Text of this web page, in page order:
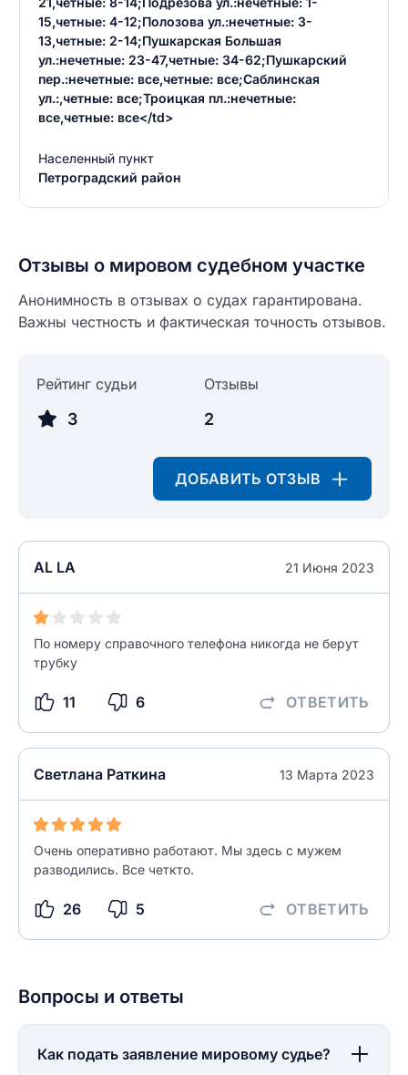
15,четные: 4-12;Полозова ул.:нечетные: 3-
13,четные: 2-14;Пушкарская Большая
ул.:нечетные: 23-47,четные: 34-62;Пушкарский
пер.:нечетные: все,четные: все;Саблинская
ул.:,четные: все;Троицкая пл.:нечетные:
все,четные: все</td>
Населенный пункт
Петроградский район
Отзывы о мировом судебном участке
Анонимность в отзывах о судах гарантирована.
Важны честность и фактическая точность отзывов.
Рейтинг судьи
3
Отзывы
2
ДОБАВИТЬ ОТЗЫВ
AL LA 21 Июня 2023
По номеру справочного телефона никогда не берут
трубку
11 6 ОТВЕТИТЬ
Светлана Раткина 13 Марта 2023
Очень оперативно работают. Мы здесь с мужем
разводились. Все четкто.
26 5 ОТВЕТИТЬ
Введите свое имя
Текст отзыва
0/500
Как вы оцените судебный участок?
разрешить публикацию отзыва
Введите свое имя
Введите свой номер телефона
разрешить публикацию отзыва
Вопросы и ответы
Как подать заявление мировому судье?
НАЙТИ МЕНЯ
СОХРАНИТЬ